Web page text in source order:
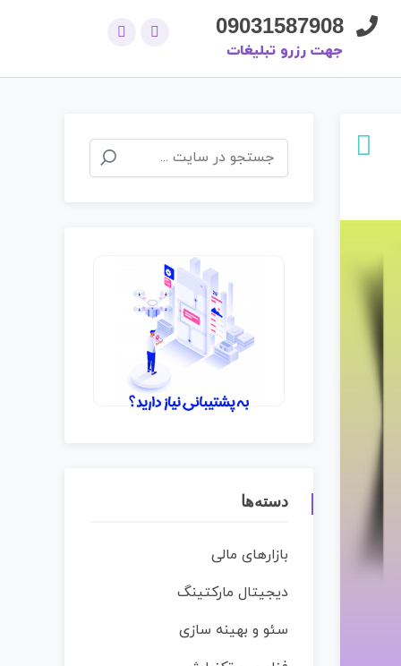
09031587908
جهت رزرو تبلیغات
دسته‌ها
بازارهای مالی
دیجیتال مارکتینگ
سئو و بهینه سازی